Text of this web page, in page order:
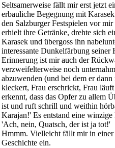
Seltsamerweise fällt mir erst jetzt
erbauliche Begegnung mit
den Salzburger Festspielen vor
erhielt ihre Getränke, drehte sich
Karasek und übergoss ihn
interessante Dunkelfärbung seiner
Erinnerung ist mir auch der
verzweifelterweise noch
abzuwenden (und bei dem er
kleckert, Frau erschrickt, Frau
erkennt, dass das Opfer zu allem
ist und ruft schrill und weithin
Karajan!' Es entstand eine winzige
'Ach, nein, Quatsch, der ist ja tot!'
Hmmm. Vielleicht fällt mir in einer
Geschichte ein.